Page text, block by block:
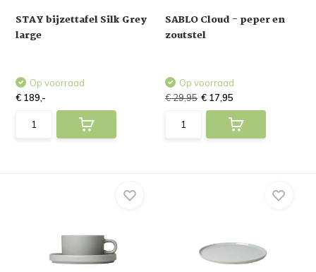
STAY bijzettafel Silk Grey
large
Op voorraad
€ 189,-
SABLO Cloud - peper en
zoutstel
Op voorraad
€ 29,95 € 17,95